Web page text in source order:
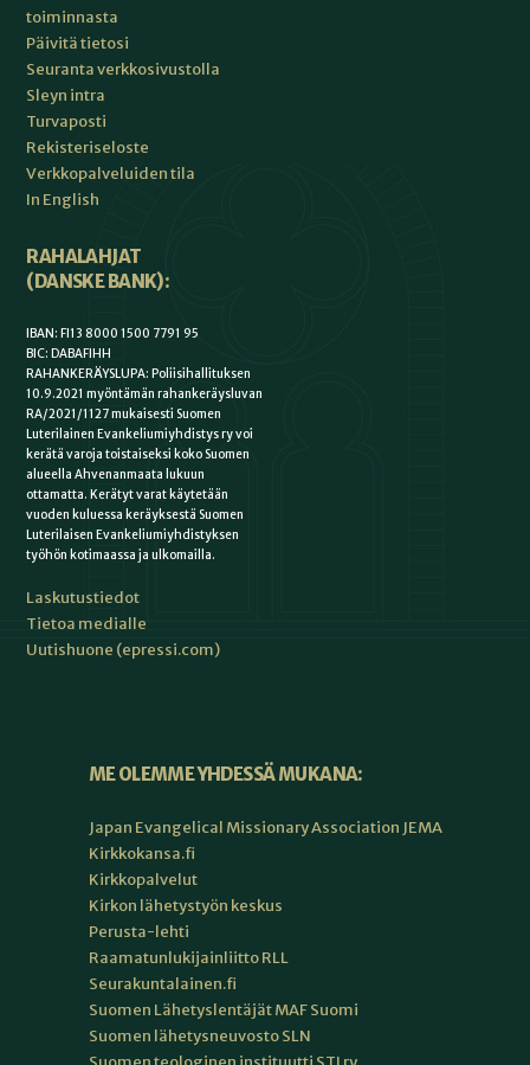
toiminnasta
Päivitä tietosi
Seuranta verkkosivustolla
Sleyn intra
Turvaposti
Rekisteriseloste
Verkkopalveluiden tila
In English
RAHALAHJAT
(DANSKE BANK):
IBAN: FI13 8000 1500 7791 95
BIC: DABAFIHH
RAHANKERÄYSLUPA: Poliisihallituksen
10.9.2021 myöntämän rahankeräysluvan
RA/2021/1127 mukaisesti Suomen
Luterilainen Evankeliumiyhdistys ry voi
kerätä varoja toistaiseksi koko Suomen
alueella Ahvenanmaata lukuun
ottamatta. Kerätyt varat käytetään
vuoden kuluessa keräyksestä Suomen
Luterilaisen Evankeliumiyhdistyksen
työhön kotimaassa ja ulkomailla.
Laskutustiedot
Tietoa medialle
Uutishuone (epressi.com)
ME OLEMME YHDESSÄ MUKANA:
Japan Evangelical Missionary Association JEMA
Kirkkokansa.fi
Kirkkopalvelut
Kirkon lähetystyön keskus
Perusta-lehti
Raamatunlukijainliitto RLL
Seurakuntalainen.fi
Suomen Lähetyslentäjät MAF Suomi
Suomen lähetysneuvosto SLN